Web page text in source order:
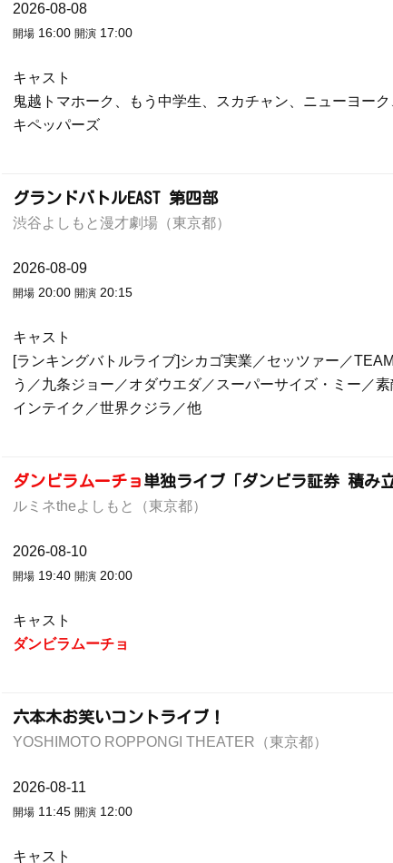
2026-08-08
開場 16:00 開演 17:00
キャスト
鬼越トマホーク、もう中学生、スカチャン、ニューヨーク
キペッパーズ
グランドバトルEAST 第四部
渋谷よしもと漫才劇場（東京都）
2026-08-09
開場 20:00 開演 20:15
キャスト
[ランキングバトルライブ]シカゴ実業／セッツァー／
う／九条ジョー／オダウエダ／スーパーサイズ・ミー／
インテイク／世界クジラ／他
ダンビラムーチョ 単独ライブ「ダンビラ証券 積み立
ルミネtheよしもと（東京都）
2026-08-10
開場 19:40 開演 20:00
キャスト
ダンビラムーチョ
六本木お笑いコントライブ！
YOSHIMOTO ROPPONGI THEATER（東京都）
2026-08-11
開場 11:45 開演 12:00
キャスト